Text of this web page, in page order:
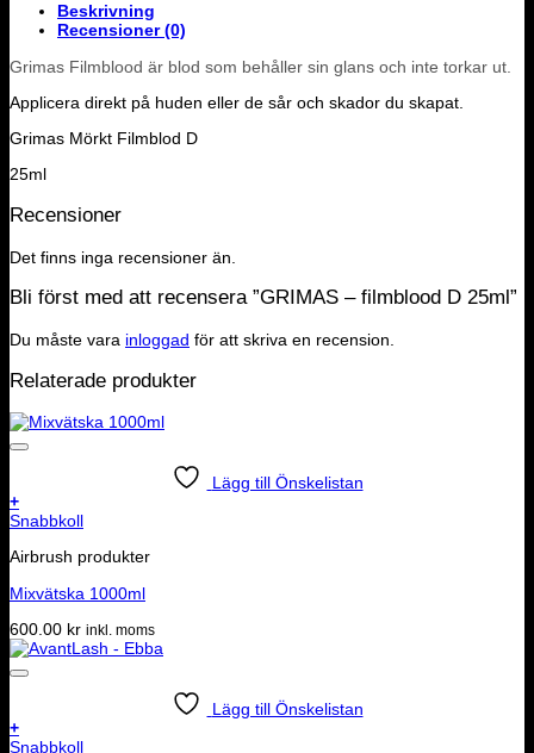
Beskrivning
Recensioner (0)
Grimas Filmblood är blod som behåller sin glans och inte torkar ut.
Applicera direkt på huden eller de sår och skador du skapat.
Grimas Mörkt Filmblod D
25ml
Recensioner
Det finns inga recensioner än.
Bli först med att recensera ”GRIMAS – filmblood D 25ml”
Du måste vara inloggad för att skriva en recension.
Relaterade produkter
Lägg till Önskelistan
+
Snabbkoll
Airbrush produkter
Mixvätska 1000ml
600.00 kr inkl. moms
Lägg till Önskelistan
+
Snabbkoll